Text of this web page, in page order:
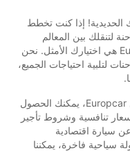
إذا كنت تخطط
لتنقلك بين المعالم
السياحية الرائعة في المدينة، فإن Europcar هي اختيارك الأمثل. نحن
لتلبية احتياجات الجميع،
مع خدمات تأجير السيارات والشاحنات من Europcar، يمكنك الحصول
تنافسية وشروط تأجير
سيارة اقتصادية
سياحية فاخرة، يمكننا